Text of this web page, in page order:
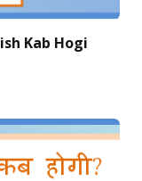
Kab Hogi